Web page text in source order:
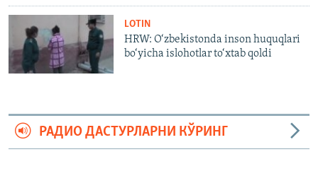
LOTIN
HRW: O‘zbekistonda inson huquqlari
bo‘yicha islohotlar to‘xtab qoldi
РАДИО ДАСТУРЛАРНИ КЎРИНГ